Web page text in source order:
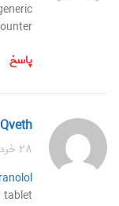
پاسخ
qveth
۲۸ خرداد ۱۴۰۴ در ۳:۴۶ ب.ظ
tablet